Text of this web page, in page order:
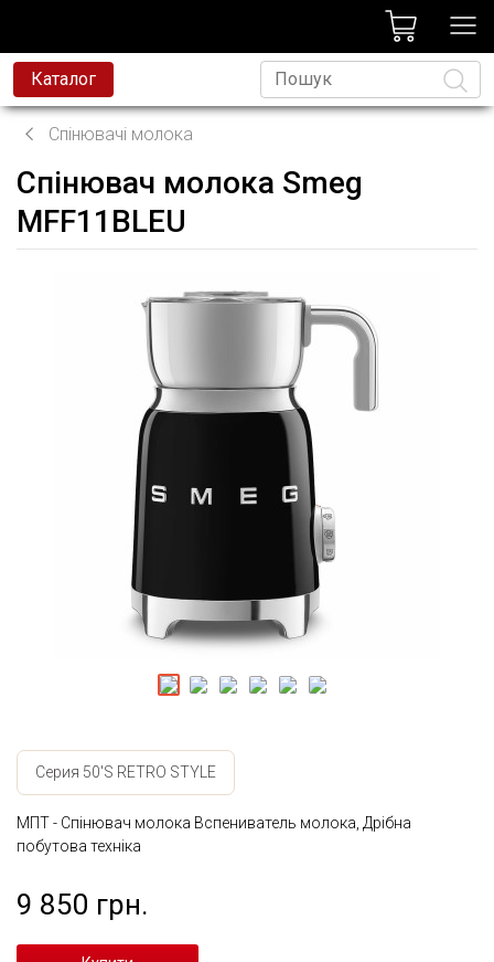
Каталог
Спінювачі молока
Спінювач молока Smeg
MFF11BLEU
Серия 50'S RETRO STYLE
МПТ - Спінювач молока Вспениватель молока, Дрібна
побутова техніка
9 850 грн.